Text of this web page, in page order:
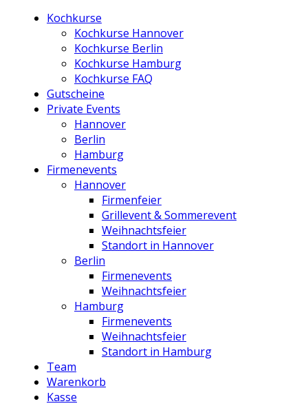
Kochkurse
Kochkurse Hannover
Kochkurse Berlin
Kochkurse Hamburg
Kochkurse FAQ
Gutscheine
Private Events
Hannover
Berlin
Hamburg
Firmenevents
Hannover
Firmenfeier
Grillevent & Sommerevent
Weihnachtsfeier
Standort in Hannover
Berlin
Firmenevents
Weihnachtsfeier
Hamburg
Firmenevents
Weihnachtsfeier
Standort in Hamburg
Team
Warenkorb
Kasse